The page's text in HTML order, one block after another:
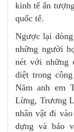
kinh tế ấn
quốc tế.
Ngược lại
những người
nét với những
diệt trong
Năm anh em
Lừng, Trương
nhân vật đi
dựng và bảo